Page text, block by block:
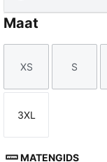
Maat
Maat
XS
Maat
S
Maat
3XL
MATENGIDS